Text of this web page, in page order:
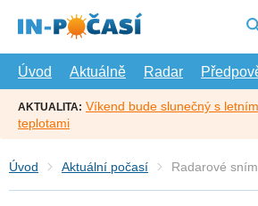
hlavní
Úvod
Aktuálně Radar
AKTUALITA: Víkend bude slunečný s
teplotami
Úvod Aktuální počasí Radarové